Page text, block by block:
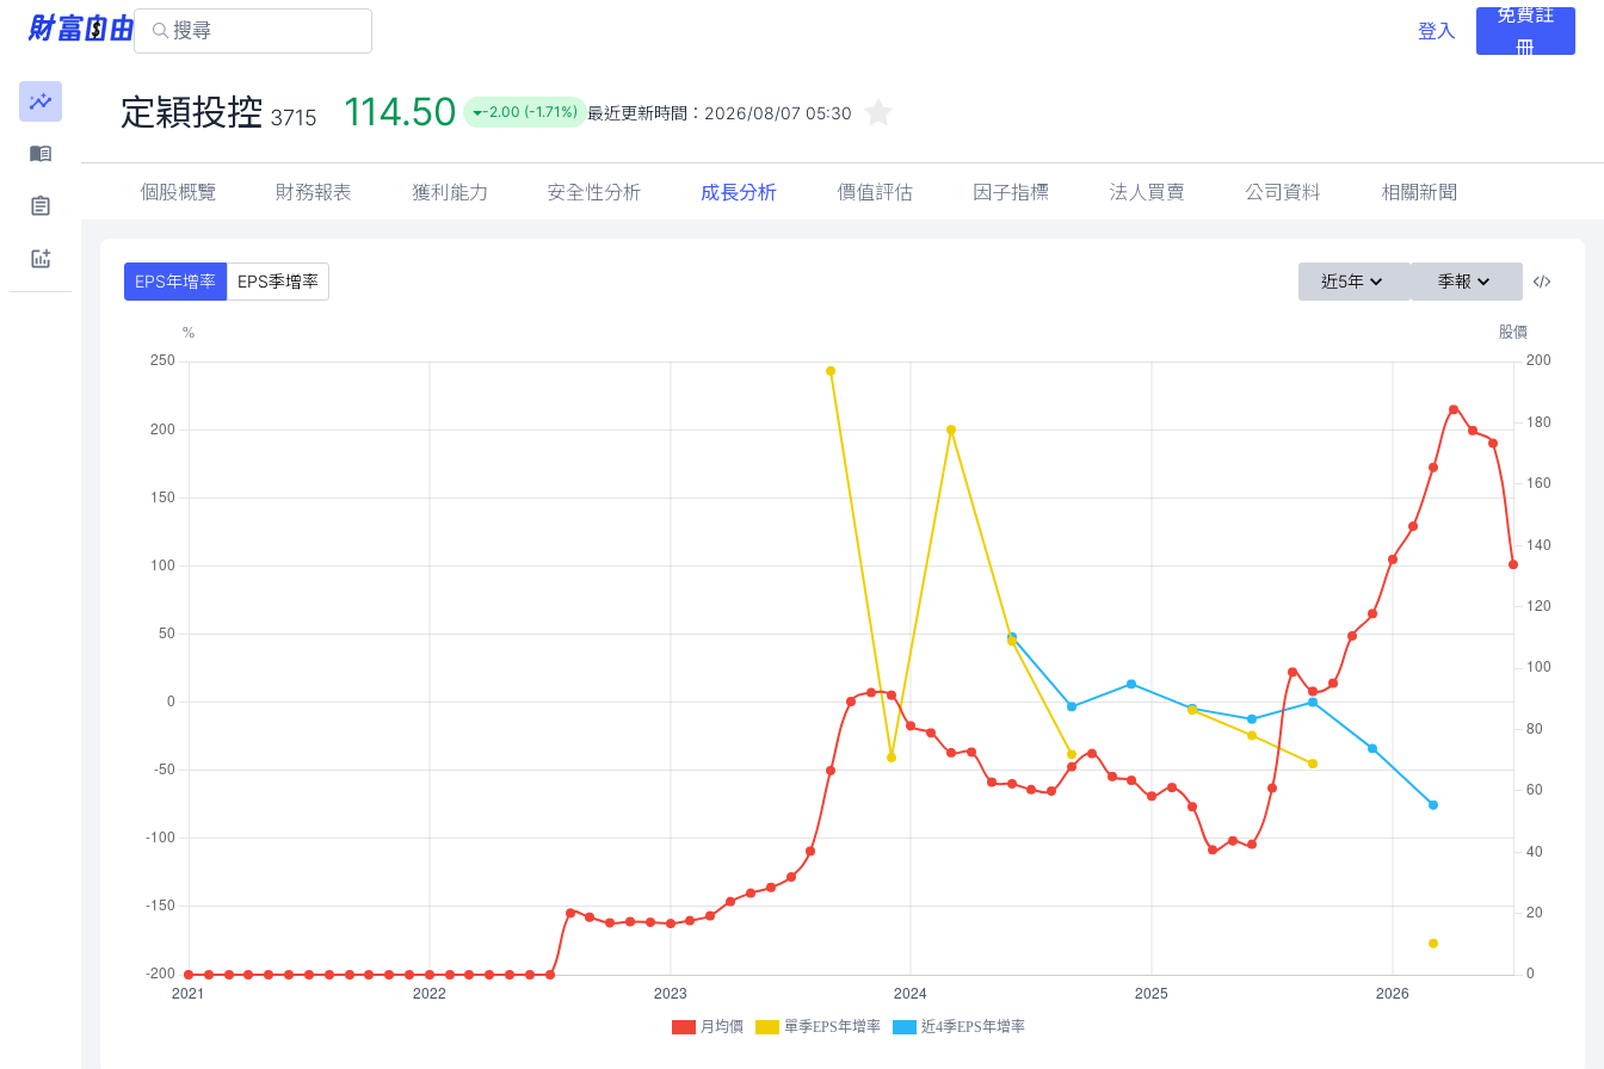
登入
免費註
冊
定穎投控 3715 114.50 -2.00 (-1.71%) 最近更新時間： 2026/08/07 05:30
個股概覽 財務報表 獲利能力 安全性分析 成長分析 價值評估 因子指標 法人買賣 公司資料 相關新聞
EPS年增率 EPS季增率 近5年 季報
月均價 單季EPS年增率 近4季EPS年增率